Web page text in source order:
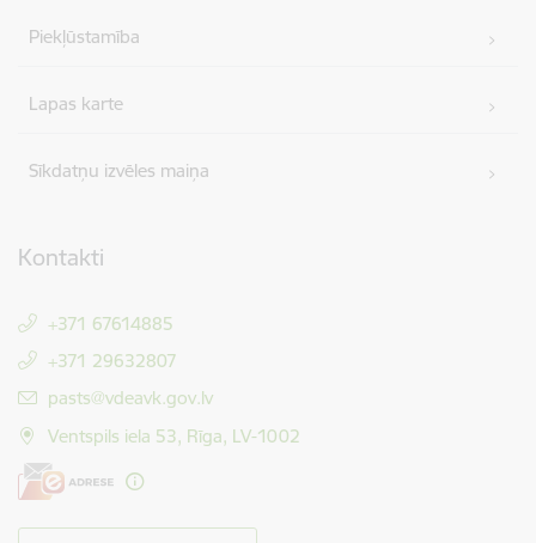
Piekļūstamība
Lapas karte
Sīkdatņu izvēles maiņa
Kontakti
+371 67614885
+371 29632807
E-pasts:
pasts@vdeavk.gov.lv
Ventspils iela 53, Rīga, LV-1002